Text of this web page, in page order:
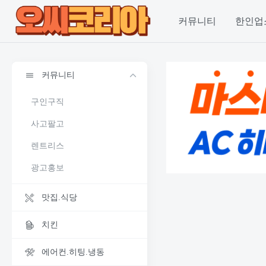
커뮤니티 한인업
커뮤니티
구인구직
사고팔고
렌트리스
광고홍보
맛집.식당
치킨
에어컨.히팅.냉동